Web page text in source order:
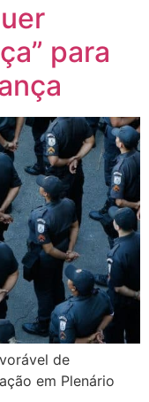
para
de
em Plenário